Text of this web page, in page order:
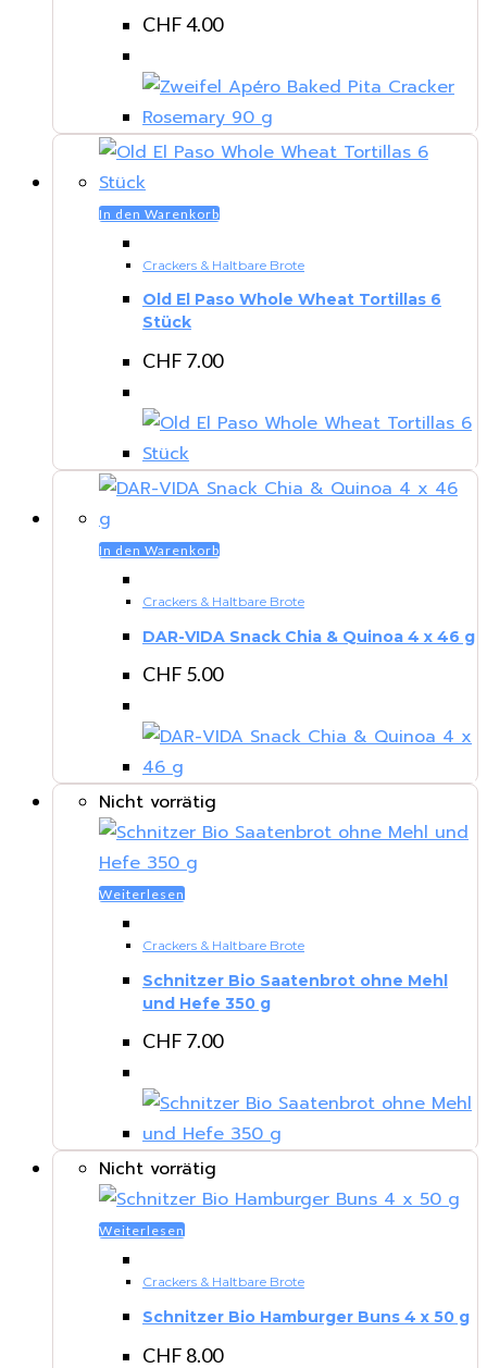
CHF4.00
In den Warenkorb
Crackers & Haltbare Brote
Old El Paso Whole Wheat Tortillas 6
Stück
CHF 7.00
In den Warenkorb
Crackers & Haltbare Brote
DAR-VIDA Snack Chia & Quinoa 4 x 46 g
CHF 5.00
Nicht vorrätig
Weiterlesen
Crackers & Haltbare Brote
Schnitzer Bio Saatenbrot ohne Mehl
und Hefe 350 g
CHF 7.00
Nicht vorrätig
Weiterlesen
Crackers & Haltbare Brote
Schnitzer Bio Hamburger Buns 4 x 50 g
CHF 8.00